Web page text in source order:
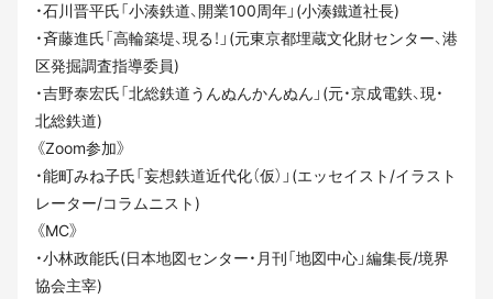
・石川晋平氏「小湊鉄道、開業100周年」(小湊鐵道社長)
・斉藤進氏「高輪築堤、現る！」(元東京都埋蔵文化財センター、港
区発掘調査指導委員)
・吉野泰宏氏「北総鉄道うんぬんかんぬん」(元・京成電鉄、現・
北総鉄道)
《Zoom参加》
・能町みね子氏「妄想鉄道近代化（仮）」(エッセイスト/イラスト
レーター/コラムニスト)
《MC》
・小林政能氏(日本地図センター・月刊「地図中心」編集長/境界
協会主宰)